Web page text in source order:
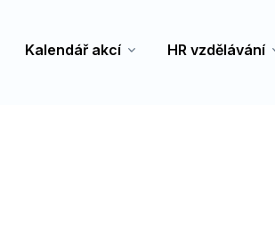
Kalendář akcí HR vzdělávání